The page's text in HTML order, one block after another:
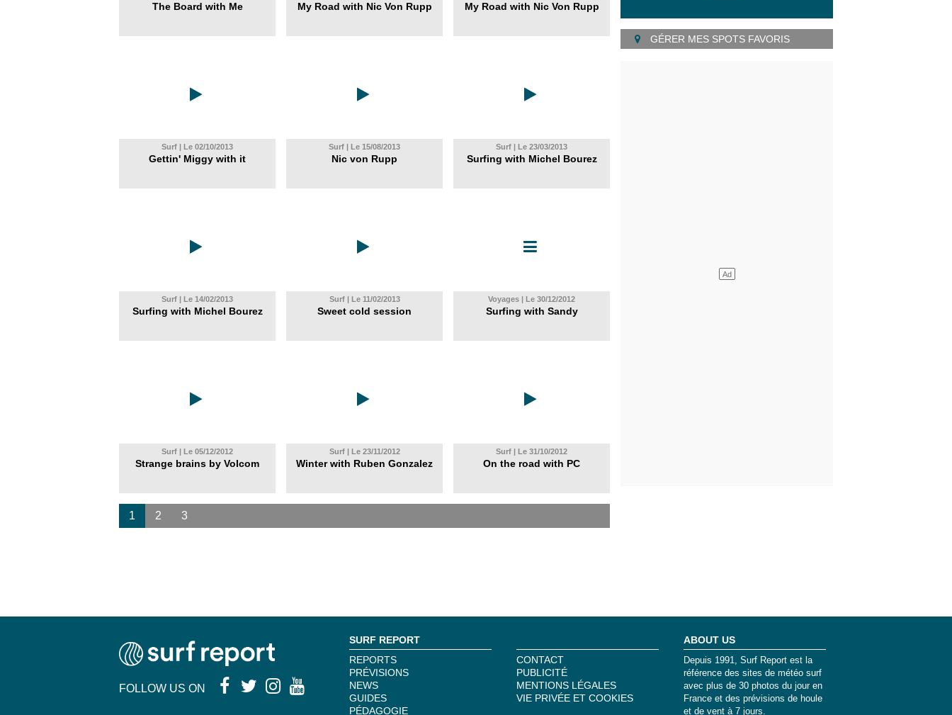
The Board with Me My Road with Nic Von Rupp My Road with Nic Von Rupp
Surf | Le 02/10/2013
Gettin' Miggy with it
Surf | Le 15/08/2013
Nic von Rupp
Surf | Le 23/03/2013
Surfing with Michel Bourez
Surf | Le 14/02/2013
Surfing with Michel Bourez
Surf | Le 11/02/2013
Sweet cold session
Voyages | Le 30/12/2012
Surfing with Sandy
Surf | Le 05/12/2012
Strange brains by Volcom
Surf | Le 23/11/2012
Winter with Ruben Gonzalez
Surf | Le 31/10/2012
On the road with PC
1 2 3
GÉRER MES SPOTS FAVORIS
FOLLOW US ON
SURF REPORT
REPORTS
PRÉVISIONS
NEWS
GUIDES
PÉDAGOGIE
CONTACT
PUBLICITÉ
MENTIONS LÉGALES
VIE PRIVÉE ET COOKIES
ABOUT US
Depuis 1991, Surf Report est la
référence des sites de météo surf
avec plus de 30 photos du jour en
France et des prévisions de houle
et de vent à 7 jours.